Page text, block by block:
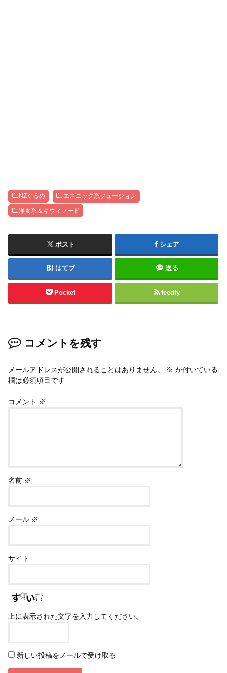
NZぐるめ エスニック系フュージョン
洋食系＆キウィフード
ポスト シェア
はてブ 送る
Pocket feedly
コメントを残す
メールアドレスが公開されることはありません。 ※ が付いている
欄は必須項目です
コメント ※
名前 ※
メール ※
サイト
上に表示された文字を入力してください。
新しい投稿をメールで受け取る